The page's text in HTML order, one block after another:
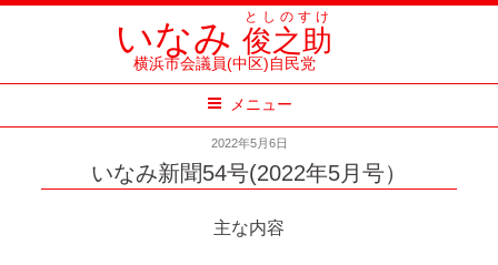
いなみ俊之助
としのすけ
横浜市会議員(中区)自民党
メニュー
2022年5月6日
いなみ新聞54号(2022年5月号）
主な内容